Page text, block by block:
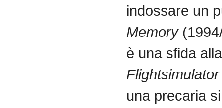
indossare un
Memory
è una sfida
una precaria